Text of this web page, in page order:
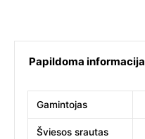
Papildoma informacija
Gamintojas
Šviesos srautas